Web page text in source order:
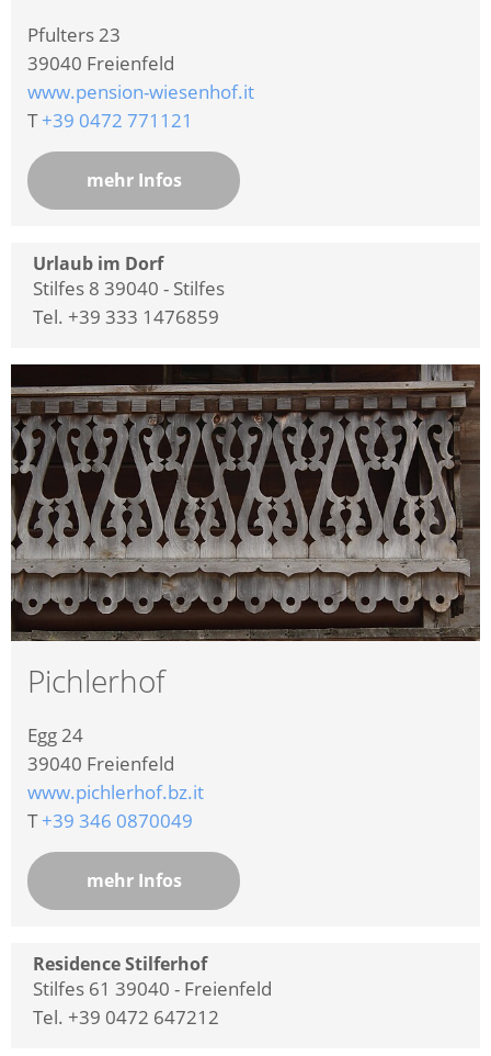
Pfulters 23
39040 Freienfeld
www.pension-wiesenhof.it
T+39 0472 771121
mehr Infos
Urlaub im Dorf
Stilfes 8 39040 - Stilfes
Tel. +39 333 1476859
Pichlerhof
Egg 24
39040 Freienfeld
www.pichlerhof.bz.it
T+39 346 0870049
mehr Infos
Residence Stilferhof
Stilfes 61 39040 - Freienfeld
Tel. +39 0472 647212